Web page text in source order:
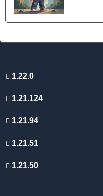
1.22.0
1.21.124
1.21.94
1.21.51
1.21.50